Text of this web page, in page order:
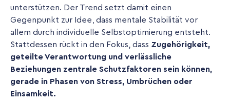
unterstützen. Der Trend setzt damit einen
Gegenpunkt zur Idee, dass mentale Stabilität vor
allem durch individuelle Selbstoptimierung entsteht.
Stattdessen rückt in den Fokus, dass Zugehörigkeit,
geteilte Verantwortung und verlässliche
Beziehungen zentrale Schutzfaktoren sein können,
gerade in Phasen von Stress, Umbrüchen oder
Einsamkeit.